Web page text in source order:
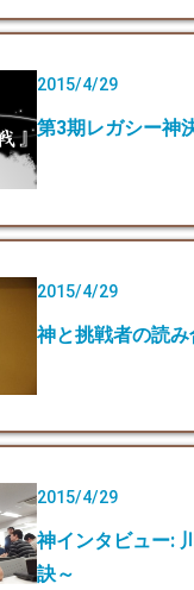
2015/4/29
第3期レガシー神
2015/4/29
神と挑戦者の読
2015/4/29
神インタビュー:
訣～